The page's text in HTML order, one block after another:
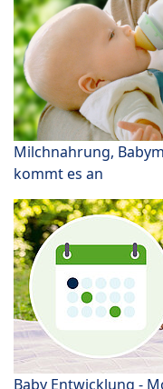
Milchnahrung,
kommt es an
Baby Entwicklung -